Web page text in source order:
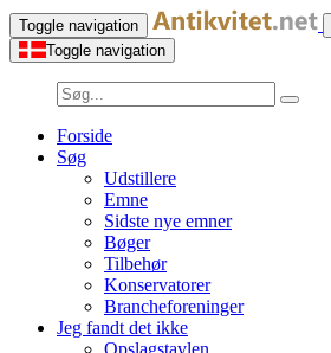
Toggle navigation
Toggle navigation
Forside
Søg
Udstillere
Emne
Sidste nye emner
Bøger
Tilbehør
Konservatorer
Brancheforeninger
Jeg fandt det ikke
Opslagstavlen